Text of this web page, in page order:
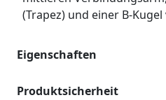
(Trapez) und einer B-Kugel
Eigenschaften
Produktsicherheit